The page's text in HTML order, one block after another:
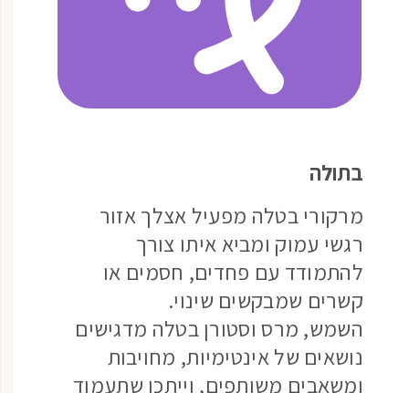
בתולה
מרקורי בטלה מפעיל אצלך אזור
רגשי עמוק ומביא איתו צורך
להתמודד עם פחדים, חסמים או
קשרים שמבקשים שינוי.
השמש, מרס וסטורן בטלה מדגישים
נושאים של אינטימיות, מחויבות
ומשאבים משותפים, וייתכן שתעמוד